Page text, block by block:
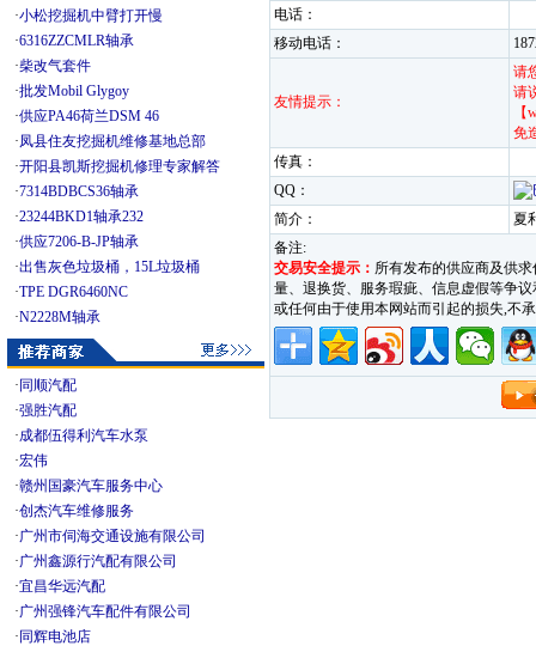
·小松挖掘机中臂打开慢
·6316ZZCMLR轴承
·柴改气套件
·批发Mobil Glygoy
·供应PA46荷兰DSM 46
·凤县住友挖掘机维修基地总部
·开阳县凯斯挖掘机修理专家解答
·7314BDBCS36轴承
·23244BKD1轴承232
·供应7206-B-JP轴承
·出售灰色垃圾桶，15L垃圾桶
·TPE DGR6460NC
·N2228M轴承
· 同顺汽配
·强胜汽配
·成都伍得利汽车水泵
·宏伟
·赣州国豪汽车服务中心
·创杰汽车维修服务
·广州市伺海交通设施有限公司
·广州鑫源行汽配有限公司
·宜昌华远汽配
·广州强锋汽车配件有限公司
· 同辉电池店
电话：
移动电话：
友情提示：
请
请
免
传真：
QQ：
简介：
夏
备注:
交易安全提示： 所有发布的供应商及供
量、退换货、服务瑕疵、信息虚假等争
或任何由于使用本网站而引起的损失,